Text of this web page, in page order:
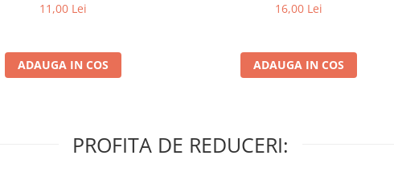
11,00 Lei
ADAUGA IN COS
16,00 Lei
ADAUGA IN COS
PROFITA DE REDUCERI: